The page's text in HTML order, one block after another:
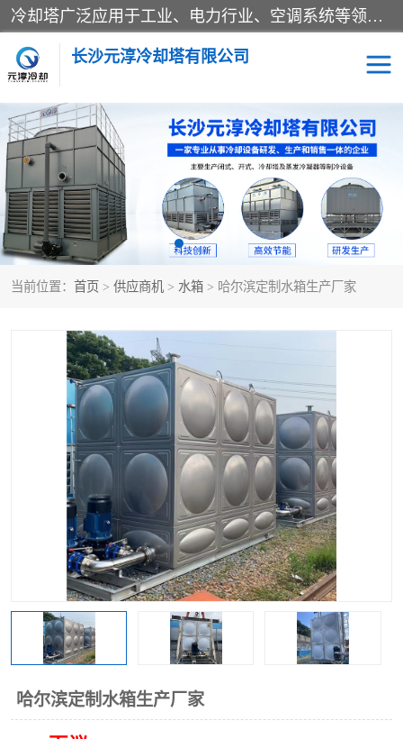
冷却塔广泛应用于工业、电力行业、空调系统等领域。在电力行业中，用于冷却发电机组的循环水；在工业生产中，如化工、冶金等行业，可降低生产过程中产生的热量；在空调系统中，为空调设备提供冷却水源
长沙元淳冷却塔有限公司
当前位置： 首页 > 供应商机 > 水箱 > 哈尔滨定制水箱生产厂家
哈尔滨定制水箱生产厂家
方形开式冷却塔 圆形冷却塔
闭式冷却塔 水箱
电控箱 水泵
板式换热器